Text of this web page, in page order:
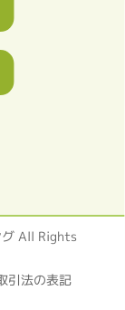
All Rights
引法の表記